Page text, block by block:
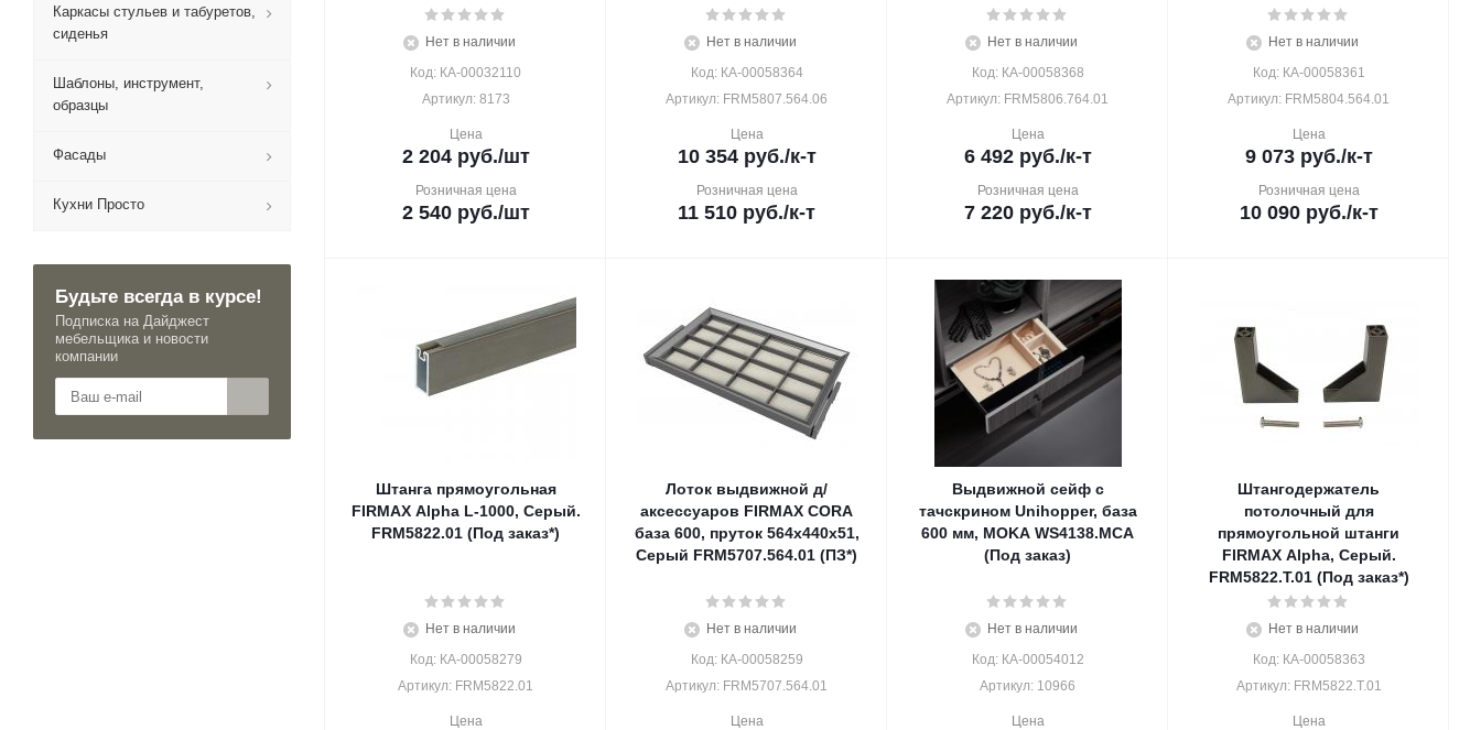
Нет в наличии
Код: КА-00032110
Артикул: 8173
Цена
2 204руб./шт
Розничная цена
2 540руб./шт
Нет в наличии
Код: КА-00058364
Артикул: FRM5807.564.06
Цена
10 354руб./к-т
Розничная цена
11 510 руб./к-т
Нет в наличии
Код: КА-00058368
Артикул: FRM5806.764.01
Цена
6 492руб./к-т
Розничная цена
7 220руб./к-т
Нет в наличии
Код: КА-00058361
Артикул: FRM5804.564.01
Цена
9 073руб./к-т
Розничная цена
10 090руб./к-т
Штанга прямоугольная
FIRMAX Alpha L-1000, Серый.
FRM5822.01 (Под заказ*)
Нет в наличии
Код: КА-00058279
Артикул: FRM5822.01
Цена
Лоток выдвижной д/
аксессуаров FIRMAX CORA
база 600, пруток 564х440х51,
Серый FRM5707.564.01 (ПЗ*)
Нет в наличии
Код: КА-00058259
Артикул: FRM5707.564.01
Цена
Выдвижной сейф с
тачскрином Unihopper, база
600 мм, MOKA WS4138.MCA
(Под заказ)
Нет в наличии
Код: КА-00054012
Артикул: 10966
Цена
Штангодержатель
потолочный для
прямоугольной штанги
FIRMAX Alpha, Серый.
FRM5822.T.01 (Под заказ*)
Нет в наличии
Код: КА-00058363
Артикул: FRM5822.T.01
Цена
Каркасы стульев и табуретов,
сиденья
Шаблоны, инструмент,
образцы
Фасады
Кухни Просто
Будьте всегда в курсе!
Подписка на Дайджест
мебельщика и новости
компании